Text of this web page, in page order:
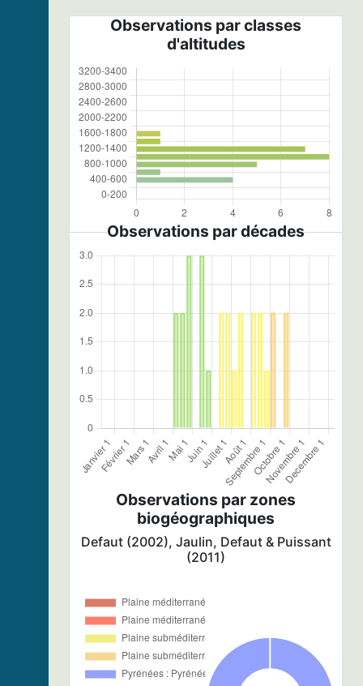
Observations par classes
d'altitudes
Observations par décades
Observations par zones
biogéographiques
Defaut (2002), Jaulin, Defaut & Puissant
(2011)